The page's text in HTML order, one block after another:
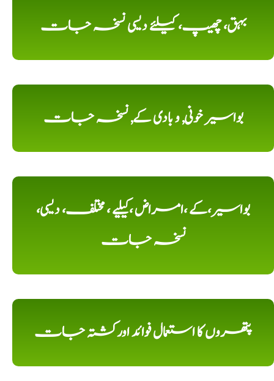
بہق، چھیپ، کیلئے دیسی نسخہ جات
بواسیر خونی, و بادی کے, نسخہ جات
بواسیر،کے ،امراض ،کیلیے ، مختلف، دیسی،
نسخہ جات
پتھروں کا استعمال فوائد اورکشتہ جات